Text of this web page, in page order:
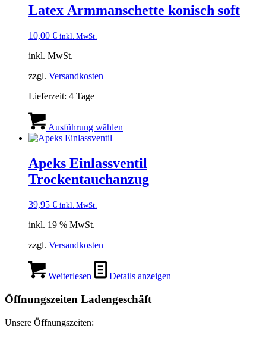
Varianten
auf.
Latex Armmanschette konisch soft
10,00 € inkl. MwSt.
inkl. MwSt.
zzgl. Versandkosten
Lieferzeit: 4 Tage
Ausführung wählen
Varianten
auf.
Die
Apeks Einlassventil
Trockentauchanzug
39,95 € inkl. MwSt.
inkl. 19 % MwSt.
zzgl. Versandkosten
Weiterlesen Details anzeigen
Öffnungszeiten Ladengeschäft
Unsere Öffnungszeiten: